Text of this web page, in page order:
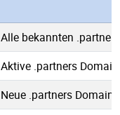
Alle bekannten
Aktive .partners
Neue .partners